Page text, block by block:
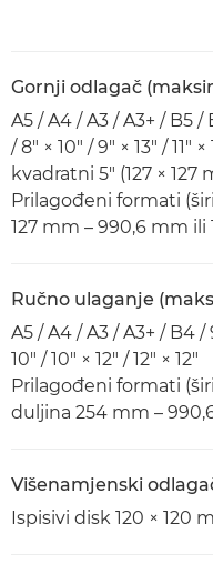
Gornji odlagač
A5 / A4 / A3 / A3+ / B5 /
/ 8" × 10" / 9" × 13" / 11" ×
kvadratni 5" (127 × 127
Prilagođeni formati
127 mm – 990,6 mm ili
Ručno ulaganje
A5 / A4 / A3 / A3+ / B4 /
10" / 10" × 12" / 12" × 12"
Prilagođeni formati
duljina 254 mm –
Višenamjenski
Ispisivi disk 120 × 120